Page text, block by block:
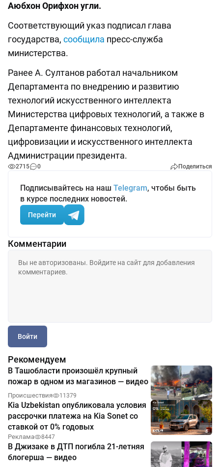
Аюбхон Орифхон угли.
Соответствующий указ подписал глава
государства, сообщила пресс-служба
министерства.
Ранее А. Султанов работал начальником
Департамента по внедрению и развитию
технологий искусственного интеллекта
Министерства цифровых технологий, а также в
Департаменте финансовых технологий,
цифровизации и искусственного интеллекта
Администрации президента.
2715 0 Поделиться
Подписывайтесь на наш Telegram, чтобы быть
в курсе последних новостей.
Перейти
Комментарии
Войти
Рекомендуем
В Ташобласти произошёл крупный
пожар в одном из магазинов — видео
Происшествия 11379
Kia Uzbekistan опубликовала условия
рассрочки платежа на Kia Sonet со
ставкой от 0% годовых
Реклама 8447
В Джизаке в ДТП погибла 21-летняя
блогерша — видео